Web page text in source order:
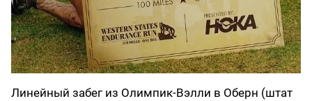
Линейный забег из Олимпик-Вэлли в Оберн (штат